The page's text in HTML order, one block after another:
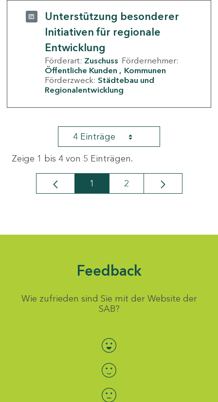
Unterstützung besonderer
Initiativen für regionale
Entwicklung
Förderart: Zuschuss Fördernehmer:
Öffentliche Kunden
Kommunen
Förderzweck: Städtebau und
Regionalentwicklung
4 Einträge
Zeige 1 bis 4 von 5 Einträgen.
Seite
1 Seite
2
Feedback
Wie zufrieden sind Sie mit der Website der
SAB?
Bewertung auswählen